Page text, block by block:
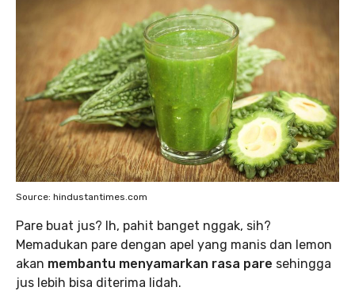
Source: hindustantimes.com
Pare buat jus? Ih, pahit banget nggak, sih?
Memadukan pare dengan apel yang manis dan lemon
akan membantu menyamarkan rasa pare sehingga
jus lebih bisa diterima lidah.